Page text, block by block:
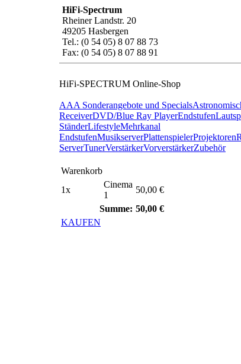
HiFi-Spectrum
Rheiner Landstr. 20
49205 Hasbergen
Tel.: (0 54 05) 8 07 88 73
Fax: (0 54 05) 8 07 88 91
HiFi-SPECTRUM Online-Shop
AAA Sonderangebote und Specials
ReceiverDVD/Blue Ray PlayerEndstufen
StänderLifestyleMehrkanal
EndstufenMusikserverPlattenspielerProjektoren
ServerTunerVerstärkerVorverstärkerZubehör
Warenkorb
1x
Cinema
1
50,00 €
Summe: 50,00 €
KAUFEN